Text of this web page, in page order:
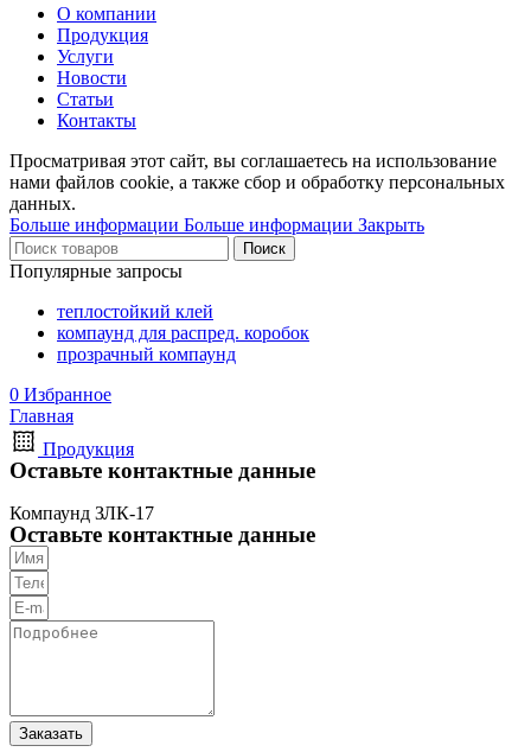
О компании
Продукция
Услуги
Новости
Статьи
Контакты
Просматривая этот сайт, вы соглашаетесь на использование
нами файлов cookie, а также сбор и обработку персональных
данных.
Больше информации Больше информации Закрыть
Поиск
Популярные запросы
теплостойкий клей
компаунд для распред. коробок
прозрачный компаунд
0 Избранное
Главная
Продукция
Оставьте контактные данные
Компаунд ЗЛК-17
Оставьте контактные данные
Заказать